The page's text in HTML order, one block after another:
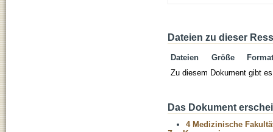
Dateien zu dieser
Dateien Größe
Format
Zu diesem Dokument gibt
Das Dokument
4 Medizinische